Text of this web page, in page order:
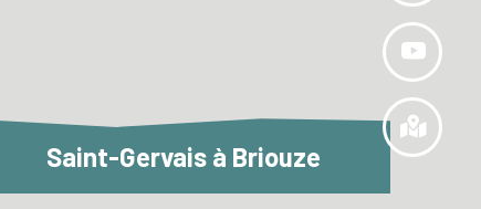
Saint-Gervais à Briouze